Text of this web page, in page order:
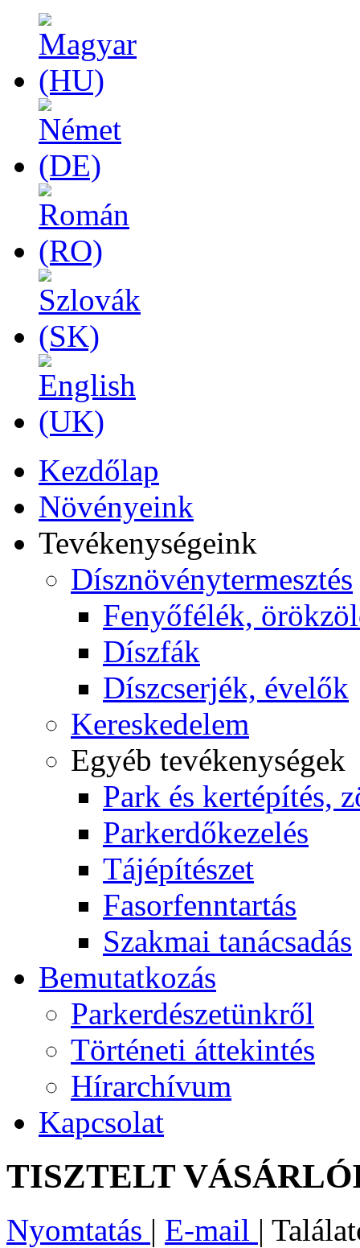
Kezdőlap
Növényeink
Tevékenységeink
Dísznövénytermesztés
Fenyőfélék,
Díszfák
Díszcserjék, évelők
Kereskedelem
Egyéb tevékenységek
Park és kertépítés,
Parkerdőkezelés
Tájépítészet
Fasorfenntartás
Szakmai tanácsadás
Bemutatkozás
Parkerdészetünkről
Történeti áttekintés
Hírarchívum
Kapcsolat
TISZTELT
Nyomtatás | E-mail |